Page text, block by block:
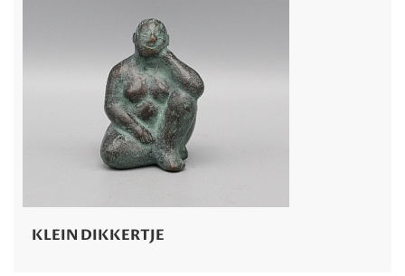
KLEIN DIKKERTJE